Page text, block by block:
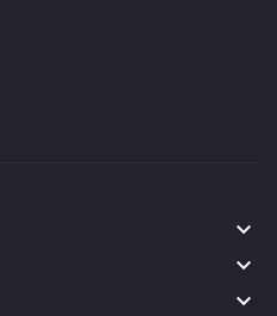
keyboard_arrow_down
keyboard_arrow_down
keyboard_arrow_down